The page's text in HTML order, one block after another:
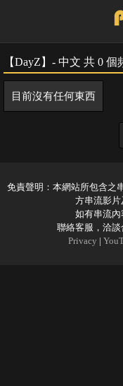
【DayZ】- 中文 共 0 個
目前沒有任何東西
免責聲明：本網站所包含之
方串流影片
如有串流內
聯絡客服，洽談
Privacy |